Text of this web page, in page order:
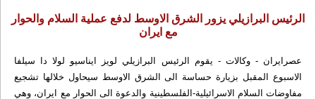
الرئيس البرازيلي يزور الشرق الاوسط لدفع عملية السلام والحوار
مع ايران
عصرایران - وکالات - يقوم الرئيس البرازيلي لويز ايناسيو لولا دا سيلفا
الاسبوع المقبل بزيارة حساسة الى الشرق الاوسط سيحاول خلالها تشجيع
مفاوضات السلام الاسرائيلية-الفلسطينية والدعوة الى الحوار مع ايران، وهي